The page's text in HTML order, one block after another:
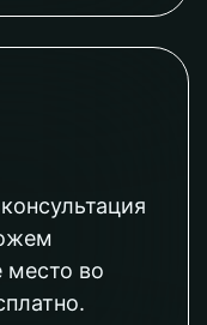
место во